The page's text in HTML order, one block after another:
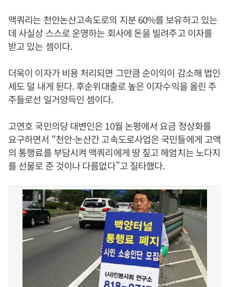
맥쿼리는 천안논산고속도로의 지분 60%를 보유하고 있는
데 사실상 스스로 운영하는 회사에 돈을 빌려주고 이자를
받고 있는 셈이다.
더욱이 이자가 비용 처리되면 그만큼 순이익이 감소해 법인
세도 덜 내게 된다. 후순위대출로 높은 이자수익을 올린 주
주들로선 일거양득인 셈이다.
고연호 국민의당 대변인은 10월 논평에서 요금 정상화를
요구하면서 “천안-논산간 고속도로사업은 국민들에게 고액
의 통행료를 부담시켜 맥쿼리에게 땅 짚고 헤엄치는 노다지
를 선물로 준 것이나 다름없다”고 질타했다.